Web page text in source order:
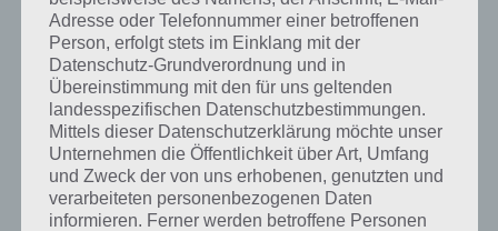
Kurze Begriffserklärung zur Lösung
Saxofon
Adresse oder Telefonnummer einer betroffenen
Person, erfolgt stets im Einklang mit der
Datenschutz-Grundverordnung und in
Übereinstimmung mit den für uns geltenden
landesspezifischen Datenschutzbestimmungen.
Mittels dieser Datenschutzerklärung möchte unser
Unternehmen die Öffentlichkeit über Art, Umfang
und Zweck der von uns erhobenen, genutzten und
verarbeiteten personenbezogenen Daten
informieren. Ferner werden betroffene Personen